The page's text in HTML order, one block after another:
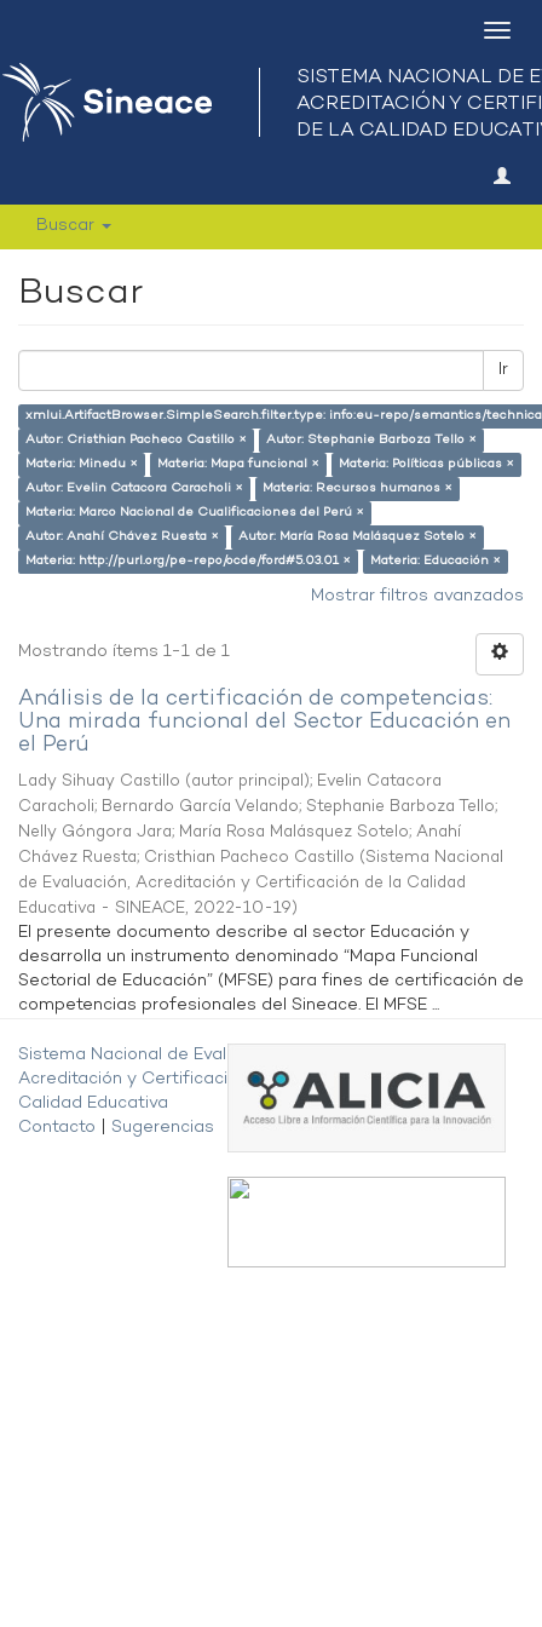
Buscar
Buscar
Ir
xmlui.ArtifactBrowser.SimpleSearch.filter.type: info:eu-repo/semantics/
Autor: Cristhian Pacheco Castillo ×
Autor: Stephanie Barboza Tello ×
Materia: Minedu ×
Materia: Mapa funcional ×
Materia: Políticas públicas ×
Autor: Evelin Catacora Caracholi ×
Materia: Recursos humanos ×
Materia: Marco Nacional de Cualificaciones del Perú ×
Autor: Anahí Chávez Ruesta ×
Autor: María Rosa Malásquez Sotelo ×
Materia: http://purl.org/pe-repo/ocde/ford#5.03.01 ×
Materia: Educación ×
Mostrar filtros avanzados
Mostrando ítems 1-1 de 1
Análisis de la certificación de competencias:
Una mirada funcional del Sector Educación en
el Perú
Lady Sihuay Castillo (autor principal); Evelin Catacora
Caracholi; Bernardo García Velando; Stephanie Barboza Tello;
Nelly Góngora Jara; María Rosa Malásquez Sotelo; Anahí
Chávez Ruesta; Cristhian Pacheco Castillo (Sistema Nacional
de Evaluación, Acreditación y Certificación de la Calidad
Educativa - SINEACE, 2022-10-19)
El presente documento describe al sector Educación y
desarrolla un instrumento denominado “Mapa Funcional
Sectorial de Educación” (MFSE) para fines de certificación de
competencias profesionales del Sineace. El MFSE ...
Sistema Nacional de Evaluación,
Acreditación y Certificación de la
Calidad Educativa
Contacto
Sugerencias